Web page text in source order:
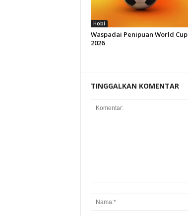
Hobi
Waspadai Penipuan World Cup
2026
TINGGALKAN KOMENTAR